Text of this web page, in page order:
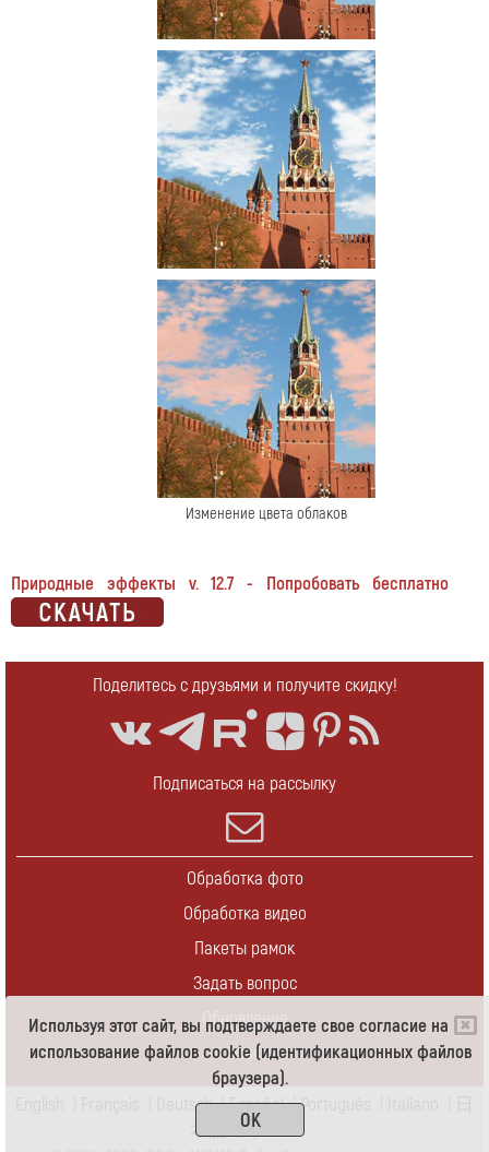
Используя этот сайт, вы подтверждаете свое согласие на
использование файлов cookie (идентификационных файлов
браузера).
OK
Изменение цвета облаков
Природные эффекты v. 12.7 - Попробовать бесплатно
Поделитесь с друзьями и получите скидку!
Подписаться на рассылку
Обработка фото
Обработка видео
Пакеты рамок
Задать вопрос
Обновление
Контакты
Deutsch|Español|Português
本語|Pусский